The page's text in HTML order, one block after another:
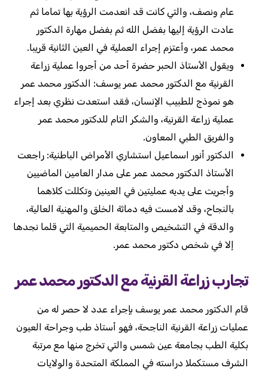
عام ونصف، والتي كانت قد انعدمت الرؤية بها تماما ثم
عادت الرؤية إليها بفضل الله ثم بفضل مهارة الدكتور
محمد عمر، وأعتزم إجراء العملية في العين الثانية قريبا.
ويقول الأستاذ الحبر حضرة أحد من أجروا عملية زراعة
القرنية مع الدكتور محمد عمر يوسف: الدكتور محمد عمر
هو نموذج للطبيب الإنسان، فقد استعدت نظري بعد إجراء
عملية زراعة القرنية، والشكر التام للدكتور محمد عمر
والفريق الطبي المعاون.
الدكتور أنور اسماعيل استشاري الأمراض الباطنية: راجعت
الأستاذ الدكتور محمد عمر على مدار العامين الماضيين
وأجريت على يديه عمليتين في العينين وتكللت كلاهما
بالنجاح، وقد لامست فيه دماثة الخلق والمهنية العالية،
والدقة في التشخيص والمتابعة الحميمية التي قلما نجدها
إلا في شخص دكتور محمد عمر.
تجارب زراعة القرنية مع الدكتور محمد عمر
قام الدكتور محمد عمر يوسف بإجراء عدد لا حصر له من
عمليات زراعة القرنية الناجحة، فهو أستاذ طب وجراحة العيون
بكلية الطب بجامعة عين شمس والتي تخرج منها مع مرتبة
الشرف مستكملا دراسته في المملكة المتحدة والولايات